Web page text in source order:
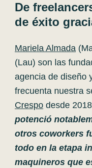
De
de éxito
Mariela Almada
(Lau) son las
agencia de diseño
frecuenta nuestra
Crespo desde
potenció
otros coworkers
todo en la etapa
maquineros que